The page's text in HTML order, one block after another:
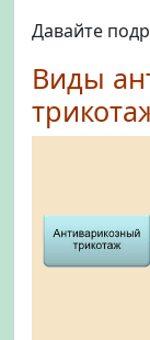
Давайте
Виды